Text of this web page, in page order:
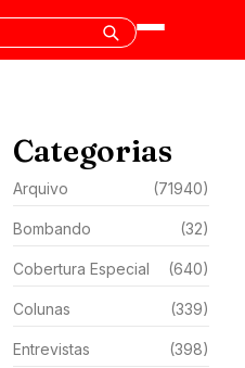
Categorias
Arquivo (71940)
Bombando (32)
Cobertura Especial (640)
Colunas (339)
Entrevistas (398)